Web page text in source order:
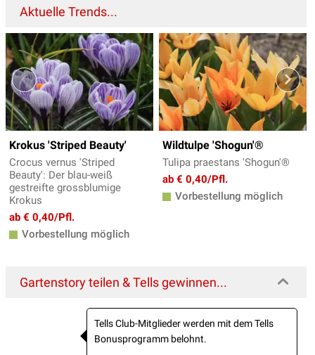
Aktuelle Trends...
Krokus 'Striped Beauty'
Crocus vernus 'Striped
Beauty': Der blau-weiß
gestreifte grossblumige
Krokus
ab € 0,40/Pfl.
Vorbestellung möglich
Wildtulpe 'Shogun'®
Tulipa praestans 'Shogun'®
ab € 0,40/Pfl.
Vorbestellung möglich
Gartenstory teilen & Tells gewinnen...
Tells Club-Mitglieder werden mit dem Tells
Bonusprogramm belohnt.